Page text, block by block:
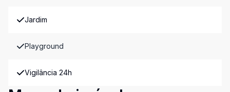
Jardim
Playground
Vigilância 24h